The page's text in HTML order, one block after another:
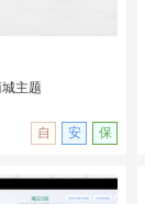
城主题
自 安 保